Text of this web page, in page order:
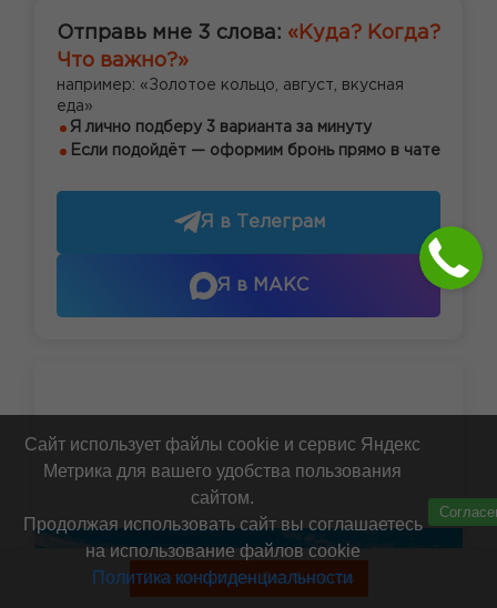
Отправь мне 3 слова: «Куда? Когда?
Что важно?»
например: «Золотое кольцо, август, вкусная
еда»
Я лично подберу 3 варианта за минуту
Если подойдёт — оформим бронь прямо в чате
Я в Телеграм
Я в МАКС
Смотреть туры без билетов
Сайт использует файлы cookie и сервис Яндекс
Метрика для вашего удобства пользования
сайтом.
Продолжая использовать сайт вы соглашаетесь
на использование файлов cookie
Политика конфиденциальности